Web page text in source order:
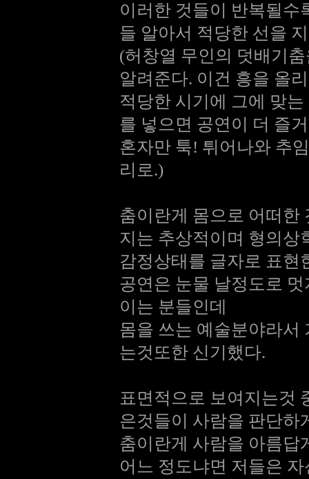
이러한 것들이 반복될수
들 알아서 적당한 선을
(허창열 무인의 덧배기
알려준다. 이건 흥을 올
적당한 시기에 그에 맞
를 넣으면 공연이 더 즐
혼자만 툭! 튀어나와 추
리로.)
춤이란게 몸으로 어떠한
지는 추상적이며 형의상
감정상태를 글자로 표현
공연은 눈물 날정도로
이는 분들인데
몸을 쓰는 예술분야라서
는것또한 신기했다.
표면적으로 보여지는것
은것들이 사람을 판단하
춤이란게 사람을 아름답
어느 정도냐면 저들은